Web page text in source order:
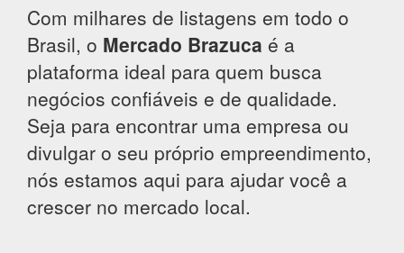
Com milhares de listagens em todo o
Brasil, o Mercado Brazuca é a
plataforma ideal para quem busca
negócios confiáveis e de qualidade.
Seja para encontrar uma empresa ou
divulgar o seu próprio empreendimento,
nós estamos aqui para ajudar você a
crescer no mercado local.